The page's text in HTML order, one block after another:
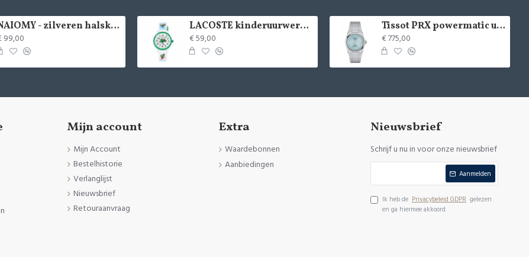
NAIOMY - zilveren halsketting met zirconium - 37715
99,00
LACOSTE kinderuurwerk - 2529
€ 59,00
Tissot PRX powermatic uurwerk - 15020
€ 775,00
Mijn account
Mijn Account
Bestelhistorie
Verlanglijst
Nieuwsbrief
Retouraanvraag
Extra
Waardebonnen
Aanbiedingen
Nieuwsbrief
Schrijf u nu in voor onze nieuwsbrief
Aanmelden
Ik heb de Privacybeleid GDPR gelezen
en ga hiermee akkoord